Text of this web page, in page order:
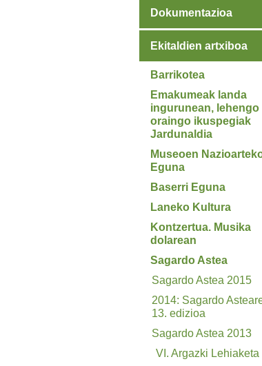
Dokumentazioa
Ekitaldien artxiboa
Barrikotea
Emakumeak landa
ingurunean, lehengo
oraingo ikuspegiak
Jardunaldia
Museoen
Eguna
Baserri Eguna
Laneko Kultura
Kontzertua. Musika
dolarean
Sagardo Astea
Sagardo Astea 2015
2014: Sagardo
13. edizioa
Sagardo Astea 2013
VI. Argazki Lehiaketa